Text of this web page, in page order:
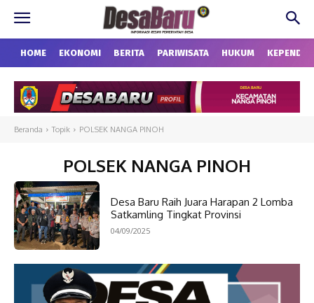
HOME EKONOMI BERITA PARIWISATA HUKUM
Beranda Topik POLSEK NANGA PINOH
POLSEK NANGA PINOH
Desa Baru Raih Juara Harapan 2 Lomba
Satkamling Tingkat Provinsi
04/09/2025